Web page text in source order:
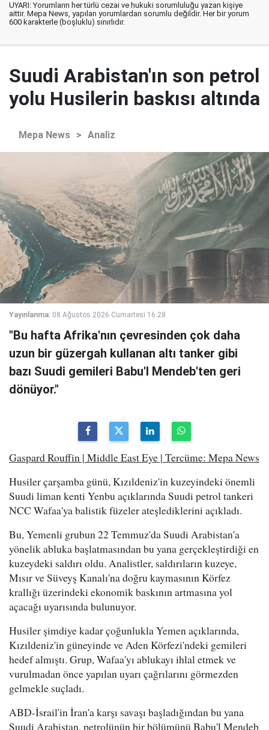
UYARI: Yorumların her türlü cezai ve hukuki sorumluluğu yazan kişiye
aittir. Mepa News, yapılan yorumlardan sorumlu değildir. Her bir yorum
600 karakterle (boşluklu) sınırlıdır.
Suudi Arabistan'ın son petrol
yolu Husilerin baskısı altında
Mepa News > Analiz
Yayınlanma: 08 Ağustos 2026 Cumartesi 16:28
"Bu hafta Afrika'nın çevresinden çok daha
uzun bir güzergah kullanan altı tanker gibi
bazı Suudi gemileri Babu'l Mendeb'ten geri
dönüyor."
Gaspard Rouffin | Middle East Eye | Tercüme: Mepa News
Husiler çarşamba günü, Kızıldeniz'in kuzeyindeki önemli
Suudi liman kenti Yenbu açıklarında Suudi petrol tankeri
NCC Wafaa'ya balistik füzeler ateşlediklerini açıkladı.
Bu, Yemenli grubun 22 Temmuz'da Suudi Arabistan'a
yönelik abluka başlatmasından bu yana gerçekleştirdiği en
kuzeydeki saldırı oldu. Analistler, saldırıların kuzeye,
Mısır ve Süveyş Kanalı'na doğru kaymasının Körfez
krallığı üzerindeki ekonomik baskının artmasına yol
açacağı uyarısında bulunuyor.
Husiler şimdiye kadar çoğunlukla Yemen açıklarında,
Kızıldeniz'in güneyinde ve Aden Körfezi'ndeki gemileri
hedef almıştı. Grup, Wafaa'yı ablukayı ihlal etmek ve
vurulmadan önce yapılan uyarı çağrılarını görmezden
gelmekle suçladı.
ABD-İsrail'in İran'a karşı savaşı başladığından bu yana
Suudi Arabistan, petrolünün bir bölümünü Babu'l Mendeb